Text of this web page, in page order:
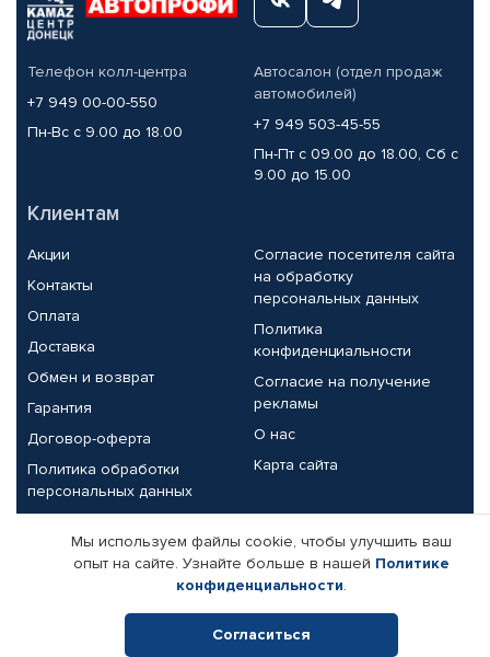
Телефон колл-центра
+7 949 00-00-550
Пн-Вс с 9.00 до 18.00
Автосалон (отдел продаж
автомобилей)
+7 949 503-45-55
Пн-Пт с 09.00 до 18.00, Сб с
9.00 до 15.00
Клиентам
Акции
Контакты
Оплата
Доставка
Обмен и возврат
Гарантия
Договор-оферта
Политика обработки
персональных данных
Согласие посетителя сайта
на обработку
персональных данных
Политика
конфиденциальности
Согласие на получение
рекламы
О нас
Карта сайта
Партнерам
Корпоративным клиентам
Поставщикам
Реквизиты компании
Мы используем файлы cookie, чтобы улучшить ваш
опыт на сайте. Узнайте больше в нашей Политике
конфиденциальности.
Согласиться